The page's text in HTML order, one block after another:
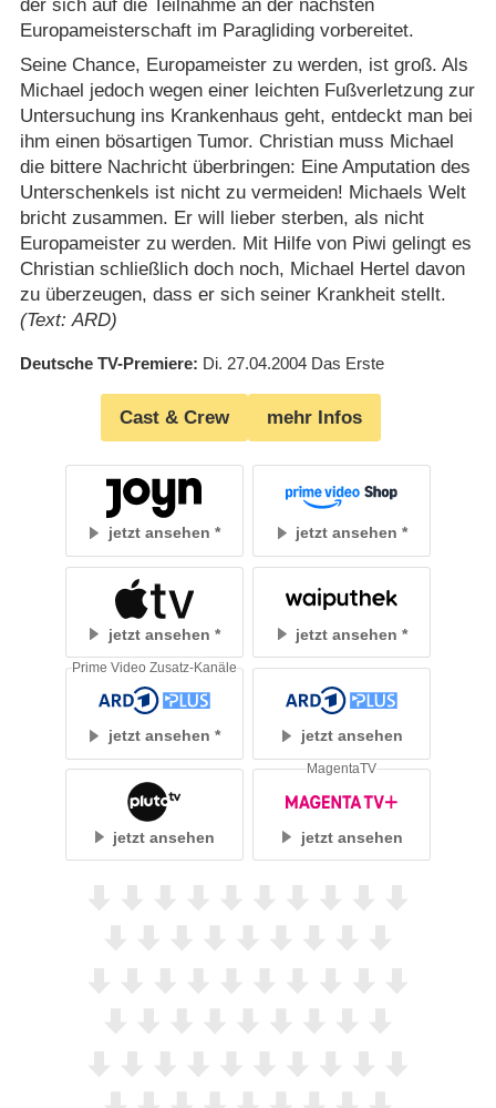
der sich auf die Teilnahme an der nächsten
Europameisterschaft im Paragliding vorbereitet.
Seine Chance, Europameister zu werden, ist groß. Als
Michael jedoch wegen einer leichten Fußverletzung zur
Untersuchung ins Krankenhaus geht, entdeckt man bei
ihm einen bösartigen Tumor. Christian muss Michael
die bittere Nachricht überbringen: Eine Amputation des
Unterschenkels ist nicht zu vermeiden! Michaels Welt
bricht zusammen. Er will lieber sterben, als nicht
Europameister zu werden. Mit Hilfe von Piwi gelingt es
Christian schließlich doch noch, Michael Hertel davon
zu überzeugen, dass er sich seiner Krankheit stellt.
(Text: ARD)
Deutsche TV-Premiere Di. 27.04.2004 Das Erste
Cast & Crew mehr Infos
jetzt ansehen jetzt ansehen
jetzt ansehen jetzt ansehen
jetzt ansehen
Prime Video Zusatz-Kanäle
jetzt ansehen
jetzt ansehen jetzt ansehen
MagentaTV